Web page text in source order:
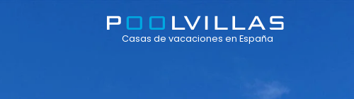
Casas de vacaciones en España